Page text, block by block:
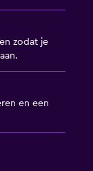
zodat je
en een